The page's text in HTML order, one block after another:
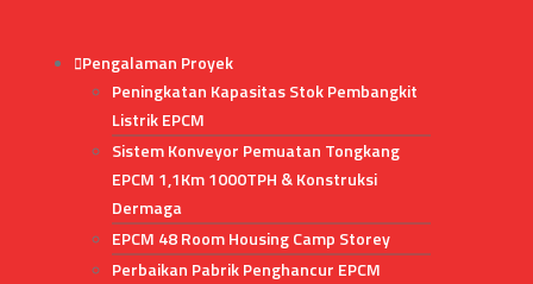
Pengalaman Proyek
Peningkatan Kapasitas Stok Pembangkit
Listrik EPCM
Sistem Konveyor Pemuatan Tongkang
EPCM 1,1Km 1000TPH & Konstruksi
Dermaga
EPCM 48 Room Housing Camp Storey
Perbaikan Pabrik Penghancur EPCM